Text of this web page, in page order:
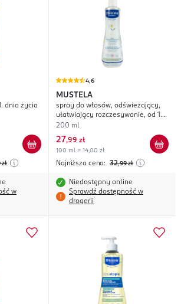
dnia życia
zł
w
4,6
MUSTELA
spray do włosów, odświeżający,
ułatwiający rozczesywanie, od 1.
dnia życia
200 ml
27,99 zł
100 ml = 14,00 zł
Najniższa cena: 32,99 zł
Niedostępny online
Sprawdź dostępność w
drogerii